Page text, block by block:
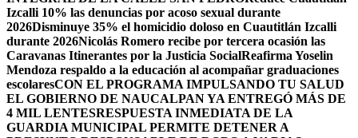
Izcalli 10% las denuncias por acoso sexual durante
2026Disminuye 35% el homicidio doloso en Cuautitlán Izcalli
durante 2026Nicolás Romero recibe por tercera ocasión las
Caravanas Itinerantes por la Justicia SocialReafirma Yoselin
Mendoza respaldo a la educación al acompañar graduaciones
escolaresCON EL PROGRAMA IMPULSANDO TU SALUD
EL GOBIERNO DE NAUCALPAN YA ENTREGÓ MÁS DE
4 MIL LENTESRESPUESTA INMEDIATA DE LA
GUARDIA MUNICIPAL PERMITE DETENER A